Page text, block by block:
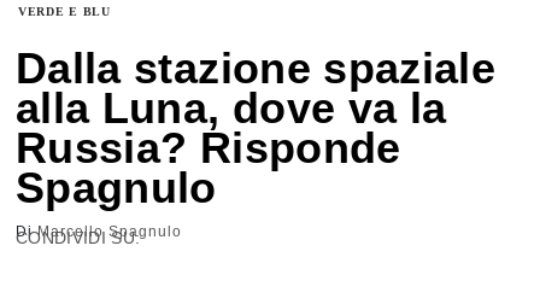
VERDE E BLU
Dalla stazione spaziale
alla Luna, dove va la
Russia? Risponde
Spagnulo
DiMarcello Spagnulo
CONDIVIDI SU: